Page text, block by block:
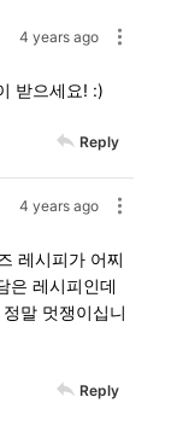
4 years ago
받으세요! :)
Reply
4 years ago
레시피가 어찌
은 레시피인데
말 멋쟁이십니
Reply